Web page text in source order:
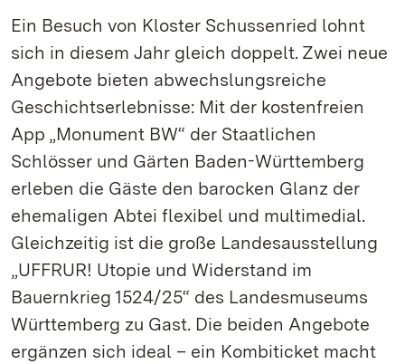
Ein Besuch von Kloster Schussenried lohnt
sich in diesem Jahr gleich doppelt. Zwei neue
Angebote bieten abwechslungsreiche
Geschichtserlebnisse: Mit der kostenfreien
App „Monument BW“ der Staatlichen
Schlösser und Gärten Baden-Württemberg
erleben die Gäste den barocken Glanz der
ehemaligen Abtei flexibel und multimedial.
Gleichzeitig ist die große Landesausstellung
„UFFRUR! Utopie und Widerstand im
Bauernkrieg 1524/25“ des Landesmuseums
Württemberg zu Gast. Die beiden Angebote
ergänzen sich ideal – ein Kombiticket macht